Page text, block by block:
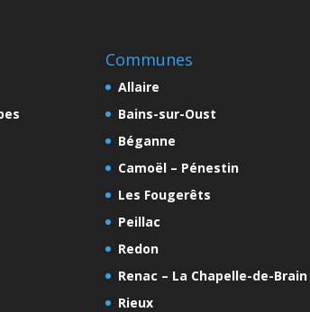
Communes
Allaire
Bains-sur-Oust
Béganne
Camoël – Pénestin
Les Fougerêts
Peillac
Redon
Renac – La Chapelle-de-Brain
Rieux